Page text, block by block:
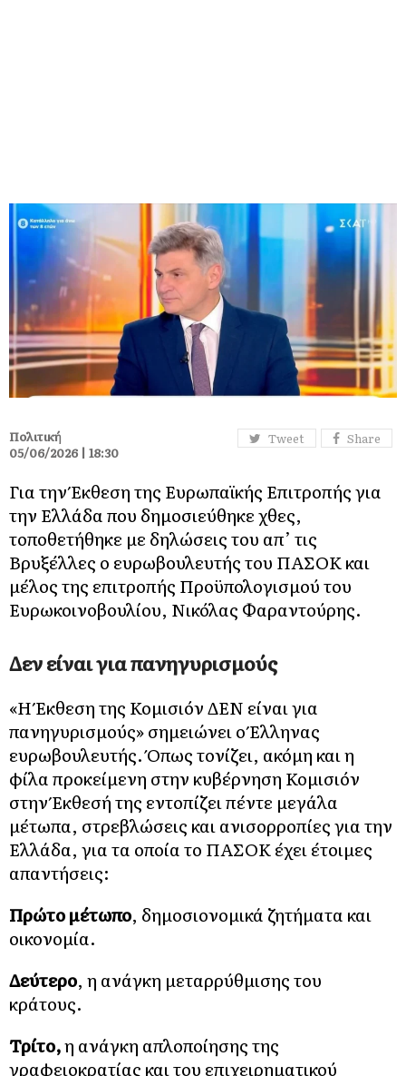
Tweet Share
Πολιτική
05/06/2026 | 18:30
Για την Έκθεση της Ευρωπαϊκής Επιτροπής για
την Ελλάδα που δημοσιεύθηκε χθες,
τοποθετήθηκε με δηλώσεις του απ’ τις
Βρυξέλλες ο ευρωβουλευτής του ΠΑΣΟΚ και
μέλος της επιτροπής Προϋπολογισμού του
Ευρωκοινοβουλίου, Νικόλας Φαραντούρης.
Δεν είναι για πανηγυρισμούς
«Η Έκθεση της Κομισιόν ΔΕΝ είναι για
πανηγυρισμούς» σημειώνει ο Έλληνας
ευρωβουλευτής. Όπως τονίζει, ακόμη και η
φίλα προκείμενη στην κυβέρνηση Κομισιόν
στην Έκθεσή της εντοπίζει πέντε μεγάλα
μέτωπα, στρεβλώσεις και ανισορροπίες για την
Ελλάδα, για τα οποία το ΠΑΣΟΚ έχει έτοιμες
απαντήσεις:
Πρώτο μέτωπο, δημοσιονομικά ζητήματα και
οικονομία.
Δεύτερο, η ανάγκη μεταρρύθμισης του
κράτους.
Τρίτο,η ανάγκη απλοποίησης της
γραφειοκρατίας και του επιχειρηματικού